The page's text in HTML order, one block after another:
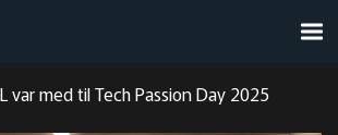
var med til Tech Passion Day 2025